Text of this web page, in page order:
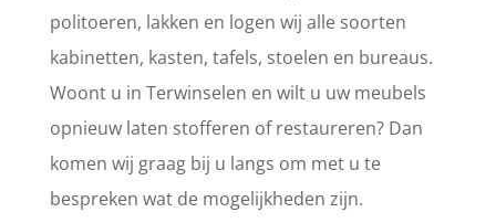
politoeren, lakken en logen wij alle soorten
kabinetten, kasten, tafels, stoelen en bureaus.
Woont u in Terwinselen en wilt u uw meubels
opnieuw laten stofferen of restaureren? Dan
komen wij graag bij u langs om met u te
bespreken wat de mogelijkheden zijn.